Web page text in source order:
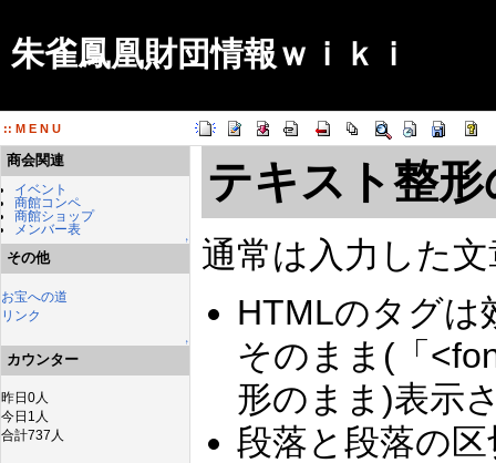
朱雀鳳凰財団情報ｗｉｋｉ
:: M E N U
商会関連
イベント
商館コンペ
商館ショップ
メンバー表
↑
その他
お宝への道
リンク
↑
カウンター
昨日0人
今日1人
合計737人
テキスト整
通常は入力した
HTMLのタグは
そのまま(「
形のまま)表示
段落と段落の